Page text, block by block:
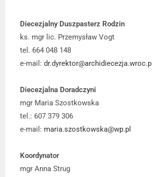
Diecezjalny Duszpasterz Rodzin
ks. mgr lic. Przemysław Vogt
tel. 664 048 148
e-mail: dr.dyrektor@archidiecezja.wroc.pl
Diecezjalna Doradczyni
mgr Maria Szostkowska
tel.: 607 379 306
e-mail: maria.szostkowska@wp.pl
Koordynator
mgr Anna Strug